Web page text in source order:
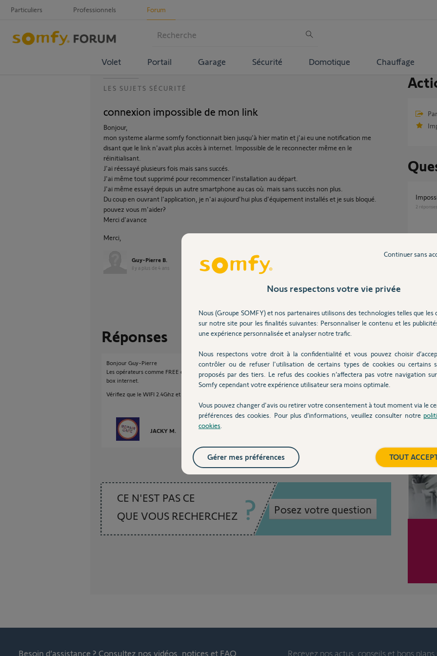
Particuliers Professionnels Forum
Volet Portail Garage Sécurité Domotique Chauffage
LES SUJETS SÉCURITÉ
connexion impossible de mon link
Bonjour,
mon systeme alarme somfy fonctionnait bien jusqu'à hier matin et j'ai eu une notification me
disant que le link n'avait plus accès à internet. Impossible de le reconnecter même en le
réinitialisant.
J'ai réessayé plusieurs fois mais sans succés.
J'ai même tout supprimé pour recommencer l'installation au départ.
J'ai même essayé depuis un autre smartphone au cas où. mais sans succès non plus.
Du coup en ouvrant l'application, je n'ai aujourd'hui plus d'équipement installés et je suis bloqué.
pouvez vous m'aider?
Merci d'avance
Merci,
Guy-Pierre B.
il y a plus de 4 ans
Participer au fil de discussion
Réponses
Bonjour Guy-Pierre
Les opérateurs comme FREE et BOUYGUES viennent de faire des mises a jours sur leur
box internet.
Vérifiez que le WIFI 2.4Ghz et 5Ghz ont bien un Nom de réseau (SSID) différent.
JACKY M. il y a plus de 4 ans
CE N'EST PAS CE
QUE VOUS RECHERCHEZ
Posez votre question
2 réponses
ré-
Link
5réponses
Besoin d’assistance ? Consultez nos vidéos, notices et FAQ Recevez nos actus, conseils et bons
Nous respectons votre vie privée
Nous (Groupe SOMFY) et nos partenaires utilisons des technologies telles que les
sur notre site pour les finalités suivantes: Personnaliser le contenu et les
une expérience personnalisée et analyser notre trafic.
Nous respectons votre droit à la confidentialité et vous pouvez choisir
contrôler ou de refuser l'utilisation de certains types de cookies ou certains
proposés par des tiers. Le refus des cookies n’affectera pas votre navigation
Somfy cependant votre expérience utilisateur sera moins optimale.
Vous pouvez changer d'avis ou retirer votre consentement à tout moment via le
préférences des cookies. Pour plus d’informations, veuillez consulter notre
cookies
Continuer sans
TOUT
Gérer mes préférences